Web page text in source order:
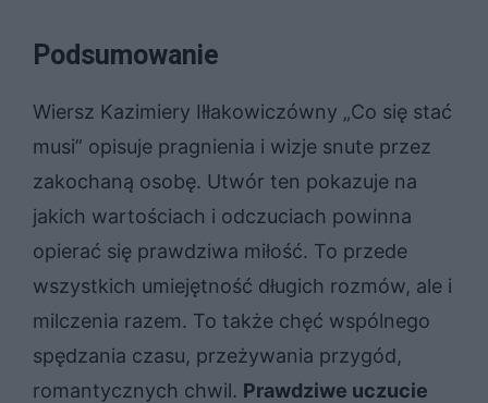
Podsumowanie
Wiersz Kazimiery Iłłakowiczówny „Co się stać
musi” opisuje pragnienia i wizje snute przez
zakochaną osobę. Utwór ten pokazuje na
jakich wartościach i odczuciach powinna
opierać się prawdziwa miłość. To przede
wszystkich umiejętność długich rozmów, ale i
milczenia razem. To także chęć wspólnego
spędzania czasu, przeżywania przygód,
romantycznych chwil. Prawdziwe uczucie